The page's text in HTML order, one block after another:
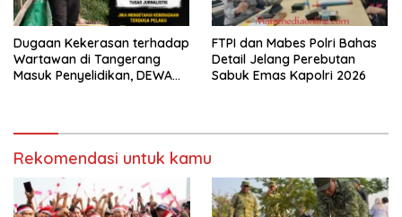
Dugaan Kekerasan terhadap
Wartawan di Tangerang
Masuk Penyelidikan, DEWA
FTPI dan Mabes Polri Bahas
Detail Jelang Perebutan
Sabuk Emas Kapolri 2026
Rekomendasi untuk kamu